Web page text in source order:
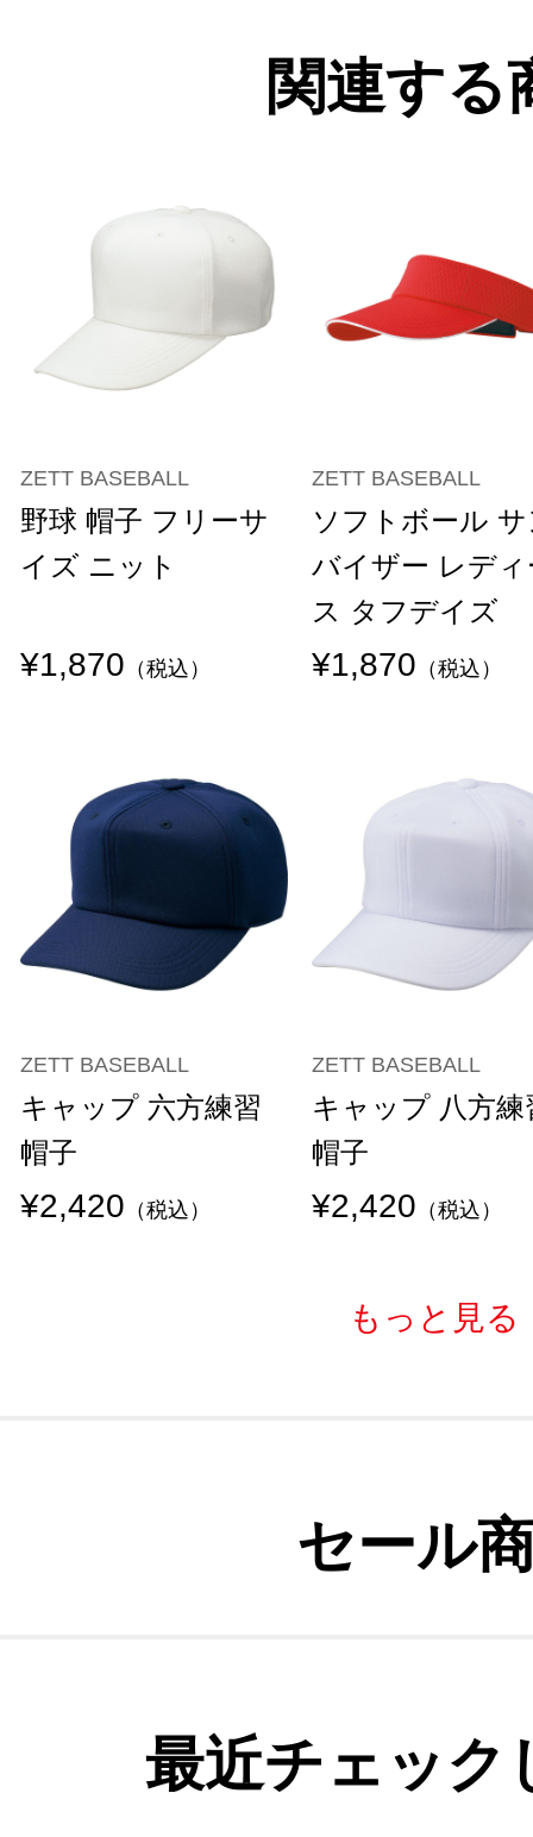
関連する
ZETT BASEBALL
野球 帽子 フリーサ
イズ ニット
¥1,870 （税込）
ZETT BASEBALL
ソフトボール
バイザー レディ
ス タフデイズ
¥1,870 （税込）
ZETT BASEBALL
キャップ 六方練習
帽子
¥2,420 （税込）
ZETT BASEBALL
キャップ 八方練
帽子
¥2,420 （税込）
もっと見る
セール
最近チェック